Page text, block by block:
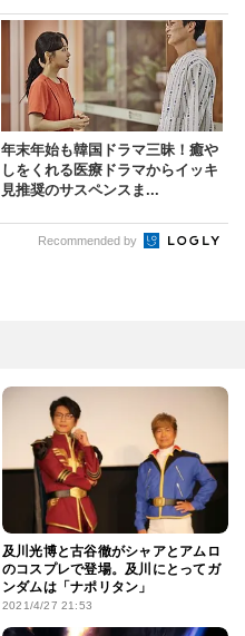
年末年始も韓国ドラマ三昧！癒や
しをくれる医療ドラマからイッキ
見推奨のサスペンスま...
Recommended by
及川光博と古谷徹がシャアとアムロ
のコスプレで登場。及川にとってガ
ンダムは「ナポリタン」
2021/4/27 21:53